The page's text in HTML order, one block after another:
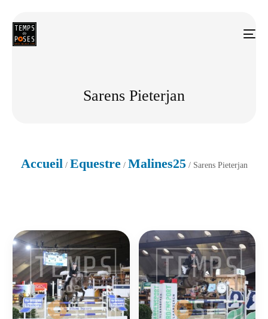
Sarens Pieterjan
Accueil / Equestre/ Malines25/ Sarens Pieterjan